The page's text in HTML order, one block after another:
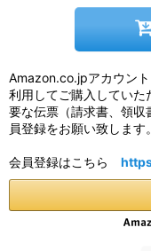
Amazon.co.jpアカウン
利用してご購入してい
要な伝票（請求書、領
員登録をお願い致します。
会員登録はこちら